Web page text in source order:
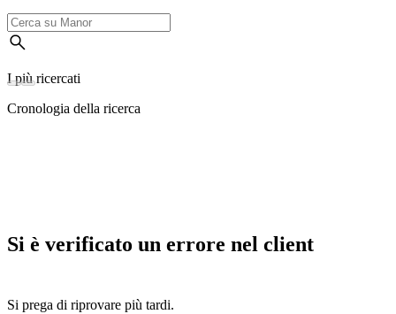
I più ricercati
Cronologia della ricerca
Si è verificato un errore nel client
Si prega di riprovare più tardi.